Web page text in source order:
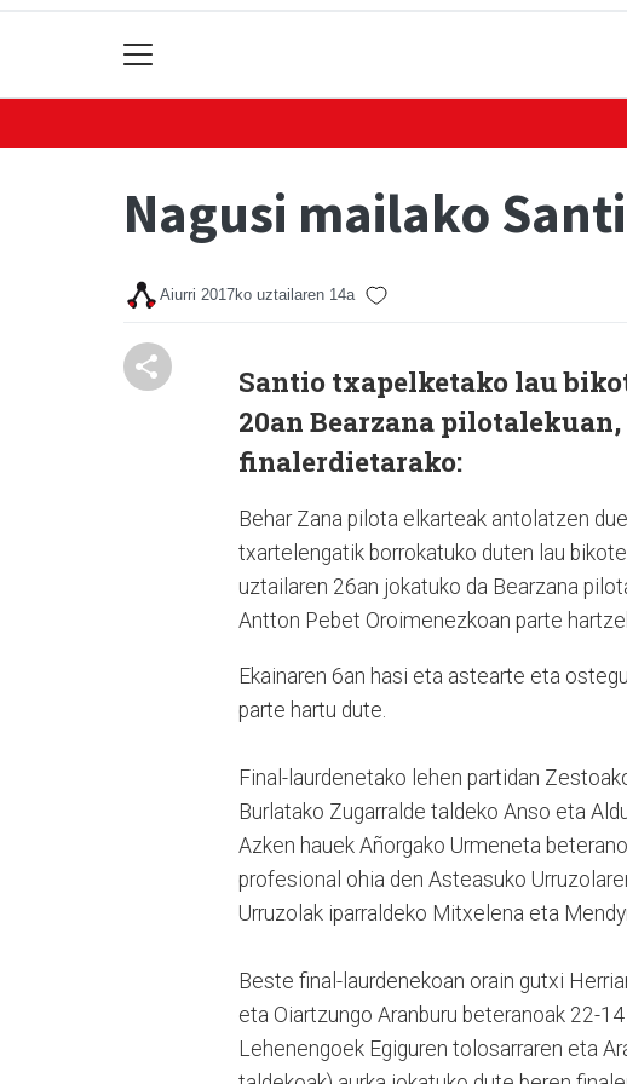
Nagusi mailako
Aiurri 2017ko uztailaren 14a
Santio txapelketako lau
20an Bearzana
finalerdietarako:
Behar Zana pilota elkarteak antolatzen
txartelengatik borrokatuko duten lau
uztailaren 26an jokatuko da Bearzana
Antton Pebet Oroimenezkoan parte
Ekainaren 6an hasi eta astearte eta
parte hartu dute.
Final-laurdenetako lehen partidan
Burlatako Zugarralde taldeko Anso eta
Azken hauek Añorgako Urmeneta
profesional ohia den Asteasuko
Urruzolak iparraldeko Mitxelena eta
Beste final-laurdenekoan orain gutxi
eta Oiartzungo Aranburu beteranoak 22-
Lehenengoek Egiguren tolosarraren eta